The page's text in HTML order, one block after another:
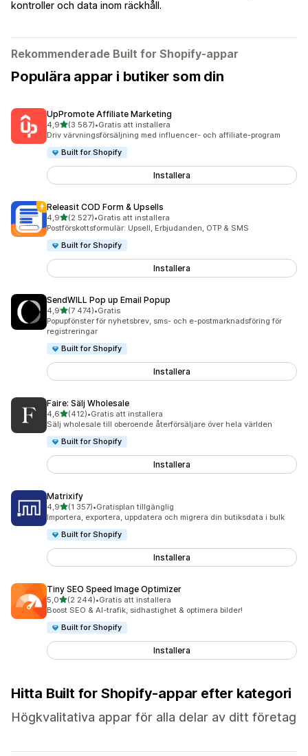
kontroller och data inom räckhåll.
Rekommenderade Built for Shopify-appar
Populära appar i butiker som din
UpPromote Affiliate Marketing
4,9av 5 stjärnor
(3 587)
3587 recensioner totalt
•Gratis att installera
Driv värvningsförsäljning med influencer- och affiliate-program
Built for Shopify
Installera
Releasit COD Form & Upsells
4,9av 5 stjärnor
(2 527)
2527 recensioner totalt
•Gratis att installera
Postförskottsformulär: Upsell, Erbjudanden, OTP & SMS
Built for Shopify
Installera
SendWILL Pop up Email Popup
4,9av 5 stjärnor
(7 474)
7474 recensioner totalt
•Gratis
Popupfönster för nyhetsbrev, sms- och e-postmarknadsföring för
registreringar
Built for Shopify
Installera
Faire: Sälj Wholesale
4,6av 5 stjärnor
(412)
412 recensioner totalt
•Gratis att installera
Sälj wholesale till oberoende återförsäljare över hela världen
Built for Shopify
Installera
Matrixify
4,9av 5 stjärnor
(1 357)
1357 recensioner totalt
•Gratisplan tillgänglig
Importera, exportera, uppdatera och migrera din butiksdata i bulk
Built for Shopify
Installera
Tiny SEO Speed Image Optimizer
5,0av 5 stjärnor
(2 244)
2244 recensioner totalt
•Gratis att installera
Boost SEO & AI-trafik, sidhastighet & optimera bilder!
Built for Shopify
Installera
Hitta Built for Shopify-appar efter kategori
Högkvalitativa appar för alla delar av ditt företag